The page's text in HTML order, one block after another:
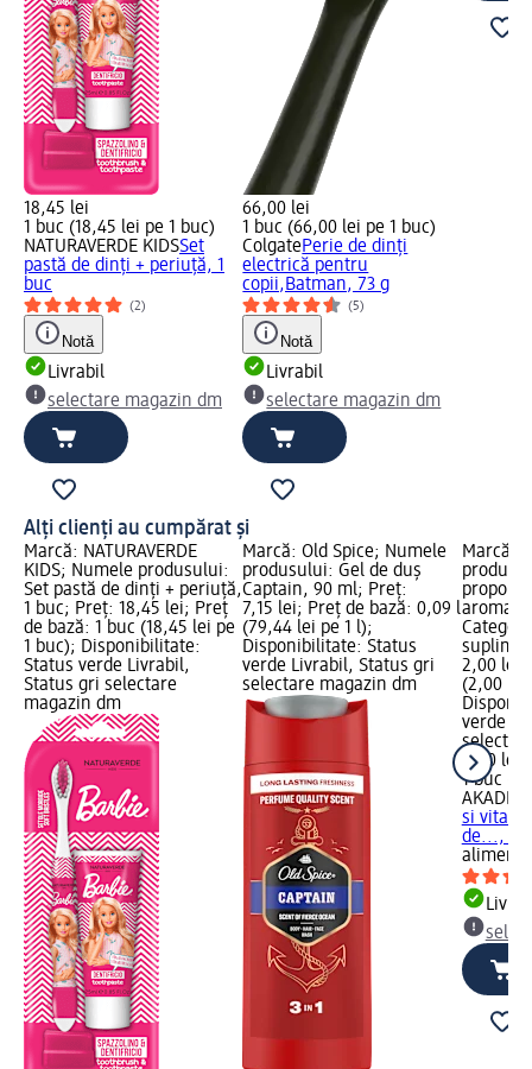
18,45 lei
1 buc (18,45 lei pe 1 buc)
NATURAVERDE KIDSSet
pastă de dinți + periuță, 1
buc
(2)
Notă
Livrabil
selectare magazin dm
66,00 lei
1 buc (66,00 lei pe 1 buc)
ColgatePerie de dinți
electrică pentru
copii,Batman, 73 g
(5)
Notă
Livrabil
selectare magazin dm
Alți clienți au cumpărat și
Marcă: NATURAVERDE
KIDS; Numele produsului:
Set pastă de dinți + periuță,
1 buc; Preț: 18,45 lei; Preț
de bază: 1 buc (18,45 lei pe
1 buc); Disponibilitate:
Status verde Livrabil,
Status gri selectare
magazin dm
Marcă: Old Spice; Numele
produsului: Gel de duș
Captain, 90 ml; Preț:
7,15 lei; Preț de bază: 0,09 l
(79,44 lei pe 1 l);
Disponibilitate: Status
verde Livrabil, Status gri
selectare magazin dm
Marcă:
propolis
aroma
2,00 lei;
(2,00 lei
verde
2,00 lei
1 buc
AKADIKA
si
de..., 1